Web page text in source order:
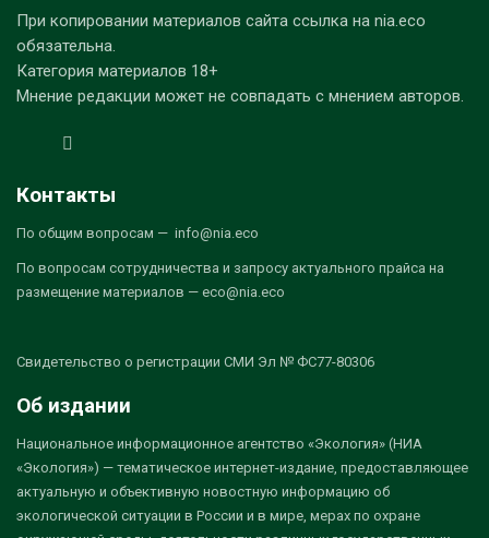
При копировании материалов сайта ссылка на nia.eco
обязательна.
Категория материалов 18+
Мнение редакции может не совпадать с мнением авторов.
Контакты
По общим вопросам — info@nia.eco
По вопросам сотрудничества и запросу актуального прайса на
размещение материалов — eco@nia.eco
Свидетельство о регистрации СМИ Эл № ФС77-80306
Об издании
Национальное информационное агентство «Экология» (НИА
«Экология») — тематическое интернет-издание, предоставляющее
актуальную и объективную новостную информацию об
экологической ситуации в России и в мире, мерах по охране